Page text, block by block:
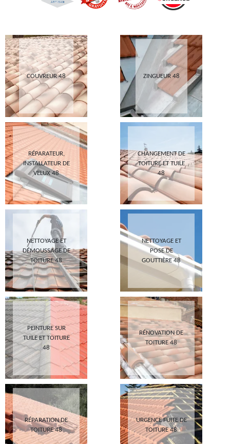
COUVREUR 48 ZINGUEUR 48
RÉPARATEUR,
INSTALLATEUR DE
VELUX 48
CHANGEMENT DE
TOITURE ET TUILE
48
NETTOYAGE ET
DÉMOUSSAGE DE
TOITURE 48
NETTOYAGE ET
POSE DE
GOUTTIÈRE 48
PEINTURE SUR
TUILE ET TOITURE
48
RÉNOVATION DE
TOITURE 48
RÉPARATION DE
TOITURE 48
URGENCE FUITE DE
TOITURE 48